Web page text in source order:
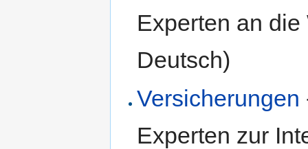
Experten an
Deutsch)
Versicherungen
Experten zur